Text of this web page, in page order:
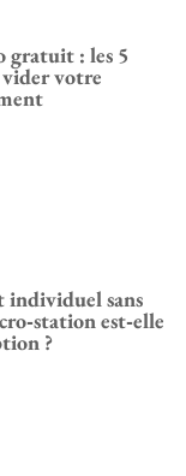
gratuit : les 5
votre
individuel sans
est‑elle
?